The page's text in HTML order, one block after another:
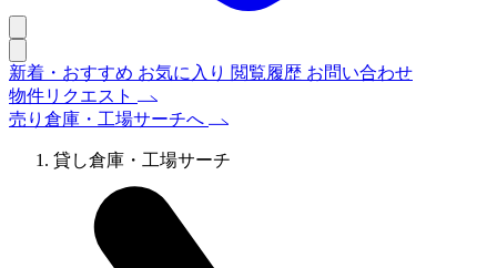
新着・おすすめ お気に入り 閲覧履歴 お問い合わせ
物件リクエスト
売り倉庫・工場サーチへ
貸し倉庫・工場サーチ